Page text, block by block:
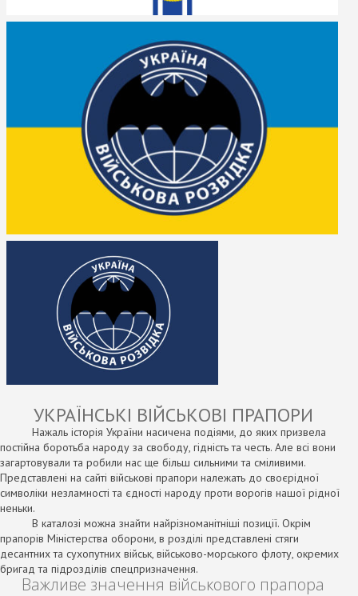
УКРАЇНСЬКІ ВІЙСЬКОВІ ПРАПОРИ
Нажаль історія України насичена подіями, до яких призвела
постійна боротьба народу за свободу, гідність та честь. Але всі вони
загартовували та робили нас ще більш сильними та сміливими.
Представлені на сайті військові прапори належать до своєрідної
символіки незламності та єдності народу проти ворогів нашої рідної
неньки.
В каталозі можна знайти найрізноманітніші позиції. Окрім
прапорів Міністерства оборони, в розділі представлені стяги
десантних та сухопутних військ, військово-морського флоту, окремих
бригад та підрозділів спецпризначення.
Важливе значення військового прапора